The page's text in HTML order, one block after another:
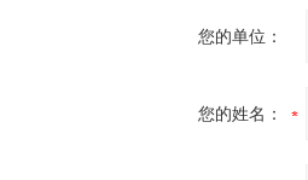
您的单位：
您的姓名：